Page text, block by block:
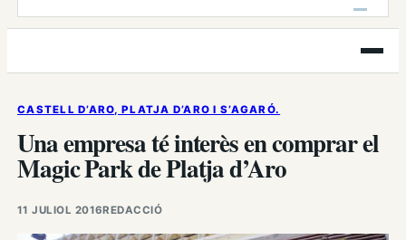
Obre
el
CASTELL D’ARO, PLATJA D’ARO I S’AGARÓ.
Una empresa té interès en comprar el
Magic Park de Platja d’Aro
11 JULIOL 2016REDACCIÓ